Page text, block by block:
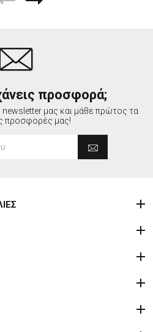
προσφορά;
μας και μάθε πρώτος τα
προσφορές μας!